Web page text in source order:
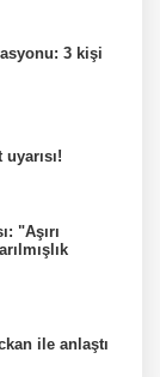
3 kişi
"Aşırı
ile anlaştı